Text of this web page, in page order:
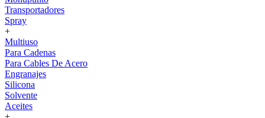
Transportadores
Spray
+
Multiuso
Para Cadenas
Para Cables De Acero
Engranajes
Silicona
Solvente
Aceites